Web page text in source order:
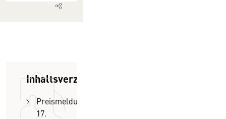
Inhaltsverzeichnis
Preismeldung
17.